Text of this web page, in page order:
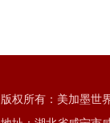
版权所有：美加墨世